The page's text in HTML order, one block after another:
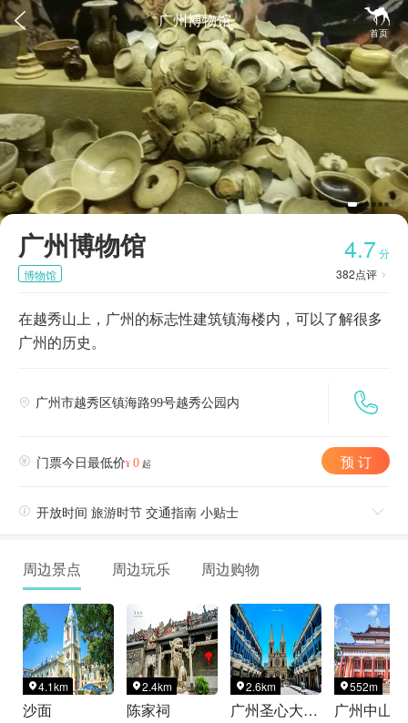
 
首页
广州博物馆
广州博物馆 4.7 分
382点评 
博物馆
在越秀山上，广州的标志性建筑镇海楼内，可以了解很多
广州的历史。

 广州市越秀区镇海路99号越秀公园内
 门票今日最低价¥ 0 起 预 订
 开放时间 旅游时节 交通指南 小贴士 
周边景点 周边玩乐 周边购物
4.1km
沙面
2.4km
陈家祠
2.6km
广州圣心大教堂
552m